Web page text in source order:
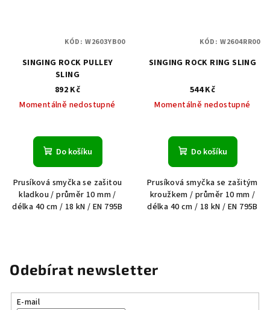
SINGING ROCK PULLEY
SLING
892 Kč
Momentálně nedostupné
Do košíku
Prusíková smyčka se zašitou
kladkou / průměr 10 mm /
délka 40 cm / 18 kN / EN 795B
KÓD: W2603YB00
SINGING ROCK RING SLING
544 Kč
Momentálně nedostupné
Do košíku
Prusíková smyčka se zašitým
kroužkem / průměr 10 mm /
délka 40 cm / 18 kN / EN 795B
KÓD: W2604RR00
Odebírat newsletter
E-mail